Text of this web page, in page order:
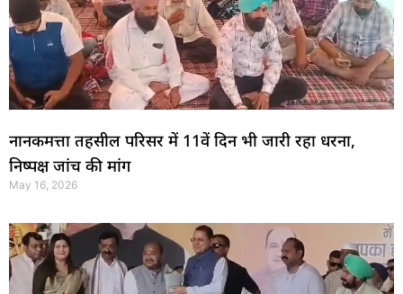
नानकमत्ता तहसील परिसर में 11वें दिन भी जारी रहा धरना,
निष्पक्ष जांच की मांग
May 16, 2026